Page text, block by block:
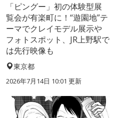
「ピングー」初の体験型展
覧会が有楽町に！“遊園地”テ
ーマでクレイモデル展示や
フォトスポット、JR上野駅で
は先行映像も
東京都
2026年7月14日 10:01 更新